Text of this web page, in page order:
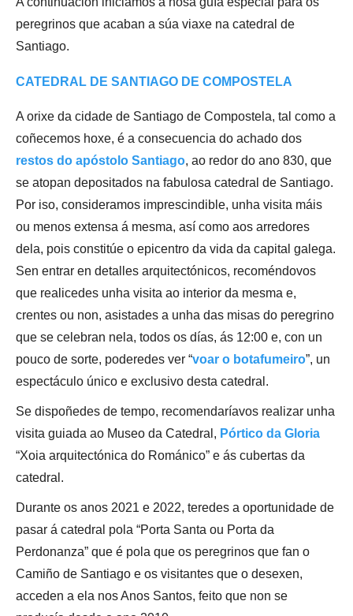
peregrinos que acaban a súa viaxe na catedral de
Santiago.
CATEDRAL DE SANTIAGO DE COMPOSTELA
A orixe da cidade de Santiago de Compostela, tal como a
coñecemos hoxe, é a consecuencia do achado dos
restos do apóstolo Santiago, ao redor do ano 830, que
se atopan depositados na fabulosa catedral de Santiago.
Por iso, consideramos imprescindible, unha visita máis
ou menos extensa á mesma, así como aos arredores
dela, pois constitúe o epicentro da vida da capital galega.
Sen entrar en detalles arquitectónicos, recoméndovos
que realicedes unha visita ao interior da mesma e,
crentes ou non, asistades a unha das misas do peregrino
que se celebran nela, todos os días, ás 12:00 e, con un
pouco de sorte, poderedes ver “voar o botafumeiro”, un
espectáculo único e exclusivo desta catedral.
Se dispoñedes de tempo, recomendaríavos realizar unha
visita guiada ao Museo da Catedral, Pórtico da Gloria
“Xoia arquitectónica do Románico” e ás cubertas da
catedral.
Durante os anos 2021 e 2022, teredes a oportunidade de
pasar á catedral pola “Porta Santa ou Porta da
Perdonanza” que é pola que os peregrinos que fan o
Camiño de Santiago e os visitantes que o desexen,
acceden a ela nos Anos Santos, feito que non se